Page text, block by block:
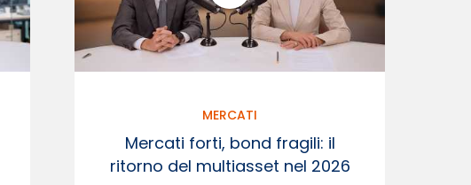
MERCATI
Mercati forti, bond fragili: il
ritorno del multiasset nel 2026